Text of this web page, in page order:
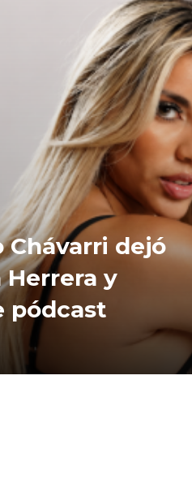
Chávarri dejó
Herrera y
pódcast